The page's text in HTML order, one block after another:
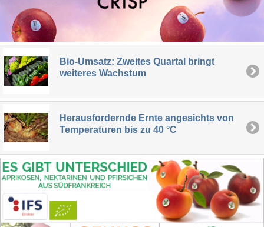
Bio-Umsatz: Zweites Quartal bringt
weiteres Wachstum
Herausfordernde Ernte angesichts von
Temperaturen bis zu 40 °C